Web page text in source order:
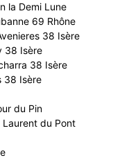
la Demi Lune
69 Rhône
38 Isère
38 Isère
38 Isère
38 Isère
du Pin
du Pont